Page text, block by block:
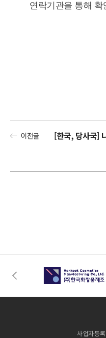
연락기관을 통해
이전글
[한국, 당사국]
사업자등